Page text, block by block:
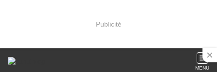
Publicité
MENU